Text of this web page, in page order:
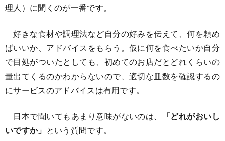
理人）に聞くのが一番です。
好きな食材や調理法など自分の好みを伝えて、何を頼め
ばいいか、アドバイスをもらう。仮に何を食べたいか自分
で目処がついたとしても、初めてのお店だとどれくらいの
量出てくるのかわからないので、適切な皿数を確認するの
にサービスのアドバイスは有用です。
日本で聞いてもあまり意味がないのは、
「どれがおいし
いですか」 という質問です。